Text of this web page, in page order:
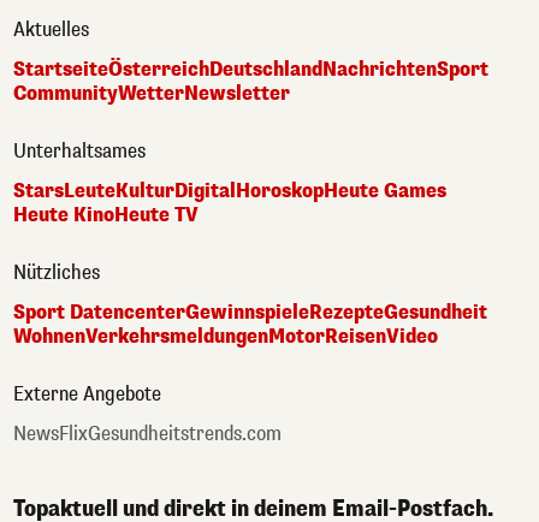
Aktuelles
StartseiteÖsterreichDeutschlandNachrichtenSport
CommunityWetterNewsletter
Unterhaltsames
StarsLeuteKulturDigital HoroskopHeute Games
Heute KinoHeute TV
Nützliches
Sport DatencenterGewinnspieleRezepteGesundheit
WohnenVerkehrsmeldungenMotorReisenVideo
Externe Angebote
NewsFlixGesundheitstrends.com
Topaktuell und direkt in deinem Email-Postfach.